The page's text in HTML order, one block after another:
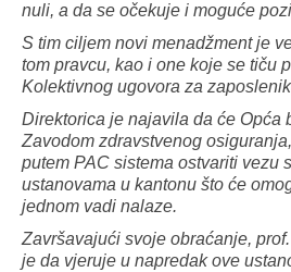
nuli, a da se očekuje i moguće
S tim ciljem novi menadžment je
tom pravcu, kao i one koje se tiču
Kolektivnog ugovora za
Direktorica je najavila da će Opća
Zavodom zdravstvenog
putem PAC sistema ostvariti vezu
ustanovama u kantonu što će
jednom vadi nalaze.
Završavajući svoje obraćanje,
je da vjeruje u napredak ove